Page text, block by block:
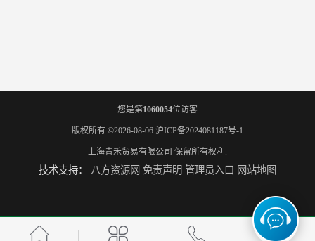
您是第1060054位访客
版权所有 ©2026-08-06 沪ICP备2024081187号-1
上海青禾贸易有限公司 保留所有权利.
技术支持： 八方资源网 免责声明 管理员入口 网站地图